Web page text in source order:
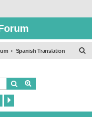
Spanish Translation
Buscar